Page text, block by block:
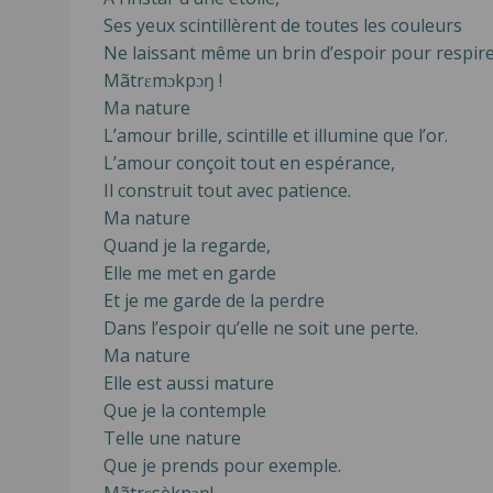
Ses yeux scintillèrent de toutes les couleurs
Ne laissant même un brin d’espoir pour
Mãtrɛmɔkpɔŋ !
Ma nature
L’amour brille, scintille et illumine que l’or.
L’amour conçoit tout en espérance,
Il construit tout avec patience.
Ma nature
Quand je la regarde,
Elle me met en garde
Et je me garde de la perdre
Dans l’espoir qu’elle ne soit une perte.
Ma nature
Elle est aussi mature
Que je la contemple
Telle une nature
Que je prends pour exemple.